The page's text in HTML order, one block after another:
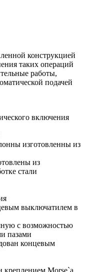
конструкцией
таких операций
работы,
подачей
включения
изготовленны из
из
стали
выключатилем в
с возможностью
пазами
концевым
Morse`a